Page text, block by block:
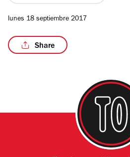
lunes 18 septiembre 2017
Share